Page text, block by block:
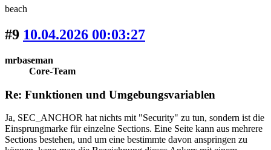
beach
#9 10.04.2026 00:03:27
mrbaseman
Core-Team
Re: Funktionen und Umgebungsvariablen
Ja, SEC_ANCHOR hat nichts mit "Security" zu tun, sondern ist die
Einsprungmarke für einzelne Sections. Eine Seite kann aus mehrere
Sections bestehen, und um eine bestimmte davon anspringen zu